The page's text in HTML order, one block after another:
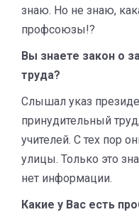
знаю. Но не знаю,
профсоюзы!?
Вы знаете закон о
труда?
Слышал указ
принудительный
учителей. С тех пор
улицы. Только это
нет информации.
Какие у Вас есть